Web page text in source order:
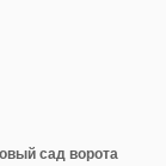
сад ворота